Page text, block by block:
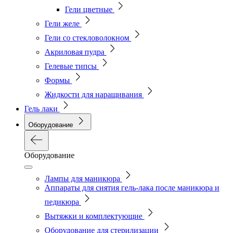
Гели цветные
Гели желе
Гели со стекловолокном
Акриловая пудра
Гелевые типсы
Формы
Жидкости для наращивания
Гель лаки
Оборудование
Оборудование
Лампы для маникюра
Аппараты для снятия гель-лака после маникюра и
педикюра
Вытяжки и комплектующие
Оборудование для стерилизации